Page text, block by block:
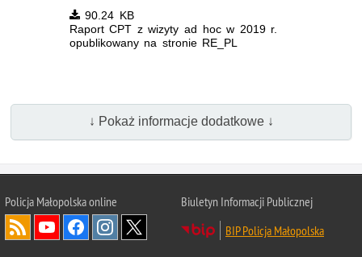
90.24 KB
Raport CPT z wizyty ad hoc w 2019 r.
opublikowany na stronie RE_PL
↓ Pokaż informacje dodatkowe ↓
Policja Małopolska online
Biuletyn Informacji Publicznej
BIP Policja Małopolska